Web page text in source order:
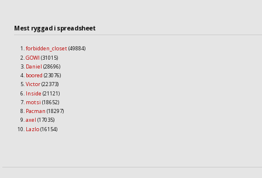
Mest ryggad i spreadsheet
forbidden_closet(49884)
GOWI (31015)
Daniel (28696)
boored (23076)
Victor(22373)
Inside (21121)
motsi (18652)
Pacman (18297)
axel (17035)
Lazlo(16154)